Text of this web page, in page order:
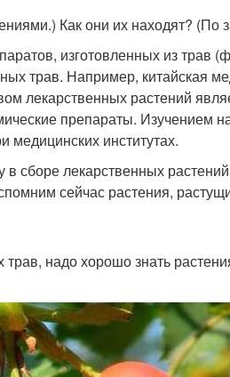
Как они их находят? (По
изготовленных из трав
трав. Например, китайская
растений
препараты. Изучением
институтах.
сборе лекарственных
сейчас растения,
надо хорошо знать